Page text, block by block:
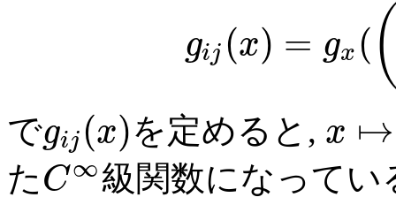
gij (x) = gx (
でgij (x)を定めると, x ↦
た C∞級関数になってい